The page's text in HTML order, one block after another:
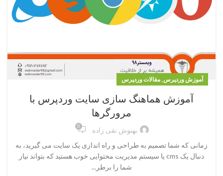
آموزش وردپرس, مقالات وردپرس
آموزش هماهنگ سازی سایت وردپرس با
مرورگرها
بهنوش نقی زاده 0
زمانی که شما تصمیم به طراحی و راه اندازی یک سایت می گیرید، به
دنبال یک cms یا سیستم مدیریت محتوایی خوب هستید که بتواند نیاز
شما را برطر...